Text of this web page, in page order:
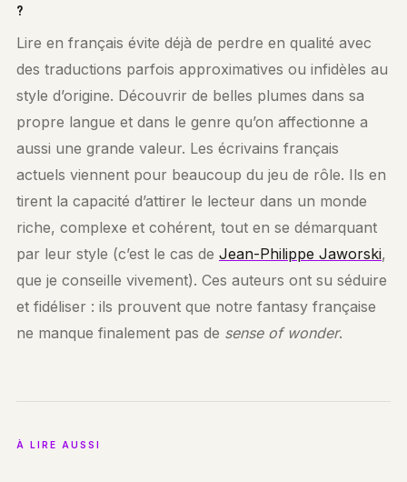
?
Lire en français évite déjà de perdre en qualité avec
des traductions parfois approximatives ou infidèles au
style d’origine. Découvrir de belles plumes dans sa
propre langue et dans le genre qu’on affectionne a
aussi une grande valeur. Les écrivains français
actuels viennent pour beaucoup du jeu de rôle. Ils en
tirent la capacité d’attirer le lecteur dans un monde
riche, complexe et cohérent, tout en se démarquant
par leur style (c’est le cas de Jean-Philippe Jaworski,
que je conseille vivement). Ces auteurs ont su séduire
et fidéliser : ils prouvent que notre fantasy française
ne manque finalement pas de sense of wonder.
À LIRE AUSSI